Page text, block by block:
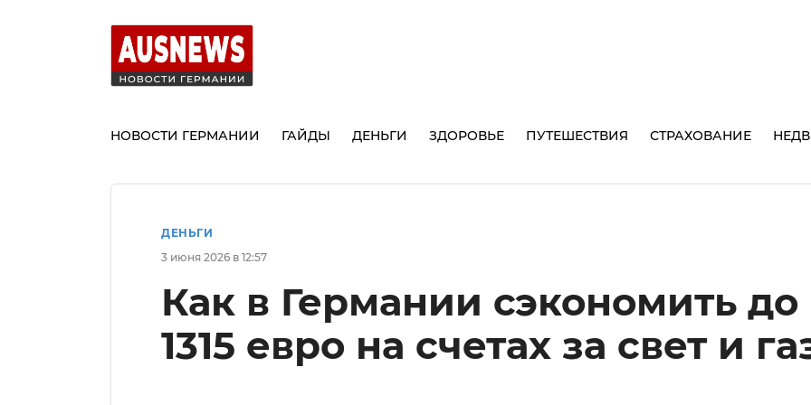
НОВОСТИ ГЕРМАНИИ ГАЙДЫ ДЕНЬГИ ЗДОРОВЬЕ ПУТЕШЕСТВИЯ СТРАХОВАНИЕ
ДЕНЬГИ
3 июня 2026 в 12:57
Как в Германии сэкономить до
1315 евро на счетах за свет и